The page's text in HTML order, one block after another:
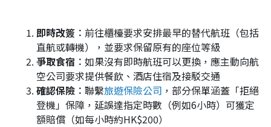
即時改簽︰ 前往櫃檯要求安排最早的替代航班（包括
直航或轉機），並要求保留原有的座位等級
爭取食宿︰ 如果沒有即時航班可以更換，應主動向航
空公司要求提供餐飲、酒店住宿及接駁交通
確認保險︰ 聯繫旅遊保險公司 ，部分保單涵蓋「拒絕
登機」保障，延誤達指定時數（例如6小時）可獲定
額賠償（如每小時約HK$200）